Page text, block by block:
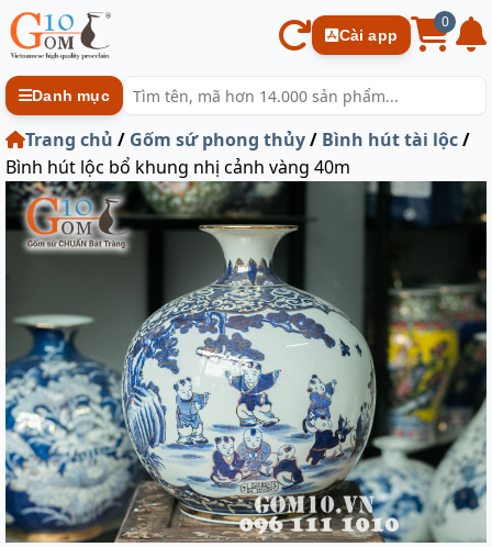
Cài app
0
Danh mục
Trang chủ / Gốm sứ phong thủy/ Bình hút tài lộc/
Bình hút lộc bổ khung nhị cảnh vàng 40m